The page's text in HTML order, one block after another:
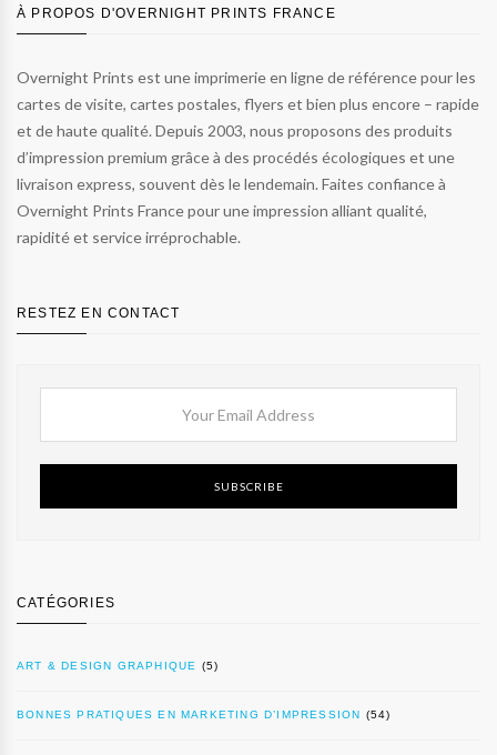
À PROPOS D'OVERNIGHT PRINTS FRANCE
Overnight Prints est une imprimerie en ligne de référence pour les
cartes de visite, cartes postales, flyers et bien plus encore – rapide
et de haute qualité. Depuis 2003, nous proposons des produits
d’impression premium grâce à des procédés écologiques et une
livraison express, souvent dès le lendemain. Faites confiance à
Overnight Prints France pour une impression alliant qualité,
rapidité et service irréprochable.
RESTEZ EN CONTACT
SUBSCRIBE
CATÉGORIES
ART & DESIGN GRAPHIQUE (5)
BONNES PRATIQUES EN MARKETING D’IMPRESSION (54)